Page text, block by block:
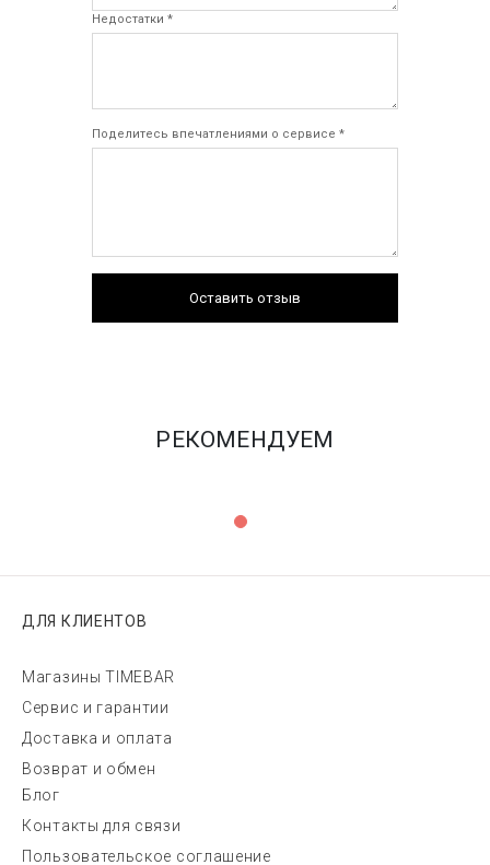
Недостатки *
Поделитесь впечатлениями о сервисе *
Оставить отзыв
РЕКОМЕНДУЕМ
ДЛЯ КЛИЕНТОВ
Магазины TIMEBAR
Сервис и гарантии
Доставка и оплата
Возврат и обмен
Блог
Контакты для связи
Пользовательское соглашение